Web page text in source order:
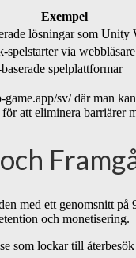
Exempel
lösningar som Unity
spelstarter via webbläsare
spelplattformar
sv/ där man kan
att eliminera barriärer
med ett genomsnitt
och monetisering.
som lockar till